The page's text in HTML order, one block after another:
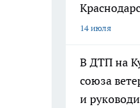
14 июля
В ДТП на
союза
и